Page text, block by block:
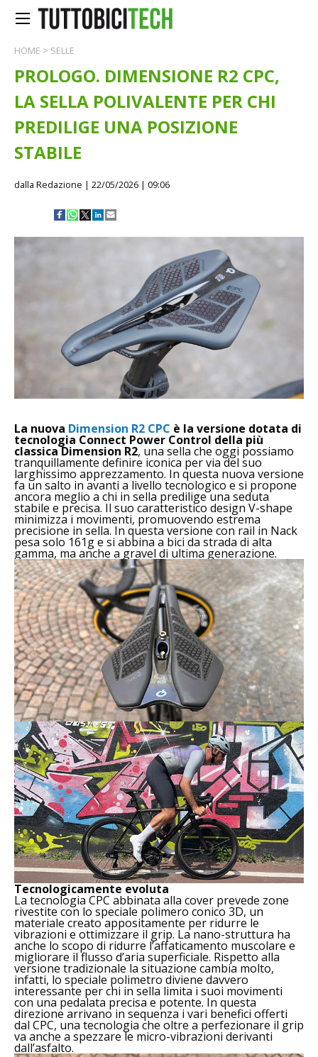
HOME > SELLE
PROLOGO. DIMENSIONE R2 CPC,
LA SELLA POLIVALENTE PER CHI
PREDILIGE UNA POSIZIONE
STABILE
dalla Redazione | 22/05/2026 | 09:06
La nuova Dimension R2 CPC è la versione dotata di
tecnologia Connect Power Control della più
classica Dimension R2, una sella che oggi possiamo
tranquillamente definire iconica per via del suo
larghissimo apprezzamento. In questa nuova versione
fa un salto in avanti a livello tecnologico e si propone
ancora meglio a chi in sella predilige una seduta
stabile e precisa. Il suo caratteristico design V-shape
minimizza i movimenti, promuovendo estrema
precisione in sella. In questa versione con rail in Nack
pesa solo 161g e si abbina a bici da strada di alta
gamma, ma anche a gravel di ultima generazione.
Tecnologicamente evoluta
La tecnologia CPC abbinata alla cover prevede zone
rivestite con lo speciale polimero conico 3D, un
materiale creato appositamente per ridurre le
vibrazioni e ottimizzare il grip. La nano-struttura ha
anche lo scopo di ridurre l’affaticamento muscolare e
migliorare il flusso d’aria superficiale. Rispetto alla
versione tradizionale la situazione cambia molto,
infatti, lo speciale polimetro diviene davvero
interessante per chi in sella limita i suoi movimenti
con una pedalata precisa e potente. In questa
direzione arrivano in sequenza i vari benefici offerti
dal CPC, una tecnologia che oltre a perfezionare il grip
va anche a spezzare le micro-vibrazioni derivanti
dall’asfalto.